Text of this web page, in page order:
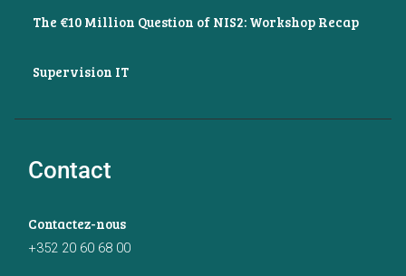
The €10 Million Question of NIS2: Workshop Recap
Supervision IT
Contact
Contactez-nous
+352 20 60 68 00